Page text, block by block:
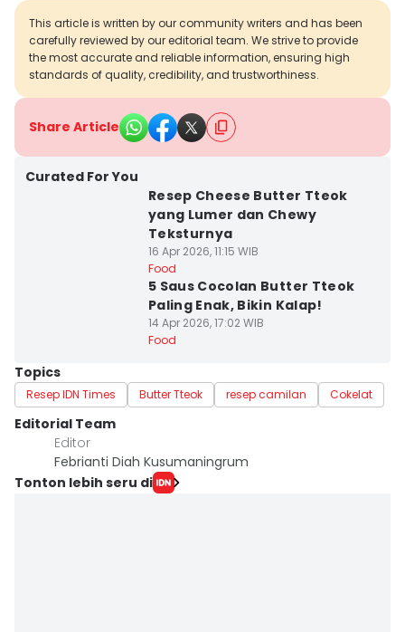
This article is written by our community writers and has been
carefully reviewed by our editorial team. We strive to provide
the most accurate and reliable information, ensuring high
standards of quality, credibility, and trustworthiness.
Share Article
Curated For You
Resep Cheese Butter Tteok
yang Lumer dan Chewy
Teksturnya
16 Apr 2026, 11:15 WIB
Food
5 Saus Cocolan Butter Tteok
Paling Enak, Bikin Kalap!
14 Apr 2026, 17:02 WIB
Food
Topics
Resep IDN Times Butter Tteok resep camilan Cokelat
Editorial Team
Editor
Febrianti Diah Kusumaningrum
Tonton lebih seru di